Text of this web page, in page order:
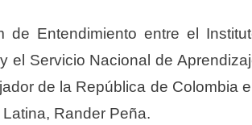
Entendimiento entre el
el Servicio Nacional de
de la República de Colombia
Rander Peña.